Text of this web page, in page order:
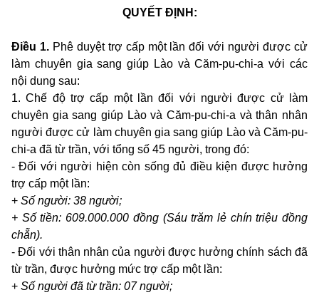
QUYẾT ĐỊNH:
Điều 1. Phê duyệt trợ cấp một lần đối với người được cử
làm chuyên gia sang giúp Lào và Căm-pu-chi-a với các
nội dung sau:
1. Chế độ trợ cấp một lần đối với người được cử làm
chuyên gia sang giúp Lào và Căm-pu-chi-a và thân nhân
người được cử làm chuyên gia sang giúp Lào và Căm-pu-
chi-a đã từ trần, với tổng số 45 người, trong đó:
- Đối với người hiện còn sống đủ điều kiện được hưởng
trợ cấp một lần:
+ Số người: 38 người;
+ Số tiền: 609.000.000 đồng (Sáu trăm lẻ chín triệu đồng
chẵn).
- Đối với thân nhân của người được hưởng chính sách đã
từ trần, được hưởng mức trợ cấp một lần:
+ Số người đã từ trần: 07 người;